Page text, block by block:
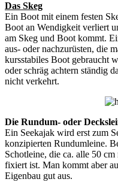
Das Skeg
Ein Boot mit einem festen
Boot an Wendigkeit verliert
am Skeg und Boot kommt.
aus- oder nachzurüsten, die
kursstabiles Boot gebraucht
oder schräg achtern ständig
nicht verkehrt.
Die Rundum- oder
Ein Seekajak wird erst zum
konzipierten Rundumleine.
Schotleine, die ca. alle 50
fixiert ist. Man kommt aber
Eigenbau gut aus.